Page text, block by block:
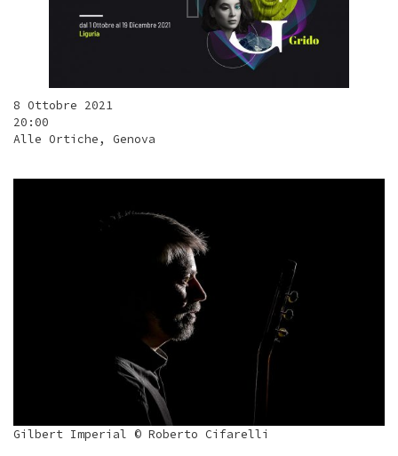
8 Ottobre 2021
20:00
Alle Ortiche, Genova
Gilbert Imperial © Roberto Cifarelli